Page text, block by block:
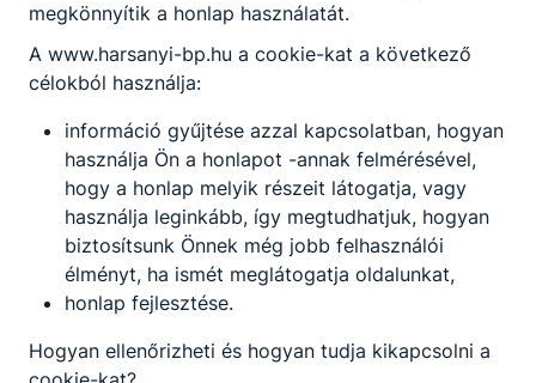
Logisztikai és
Kereskedelmi
Technikum
Szakképző
Iskola
megkönnyítik a honlap használatát.
A www.harsanyi-bp.hu a cookie-kat a következő
célokból használja:
információ gyűjtése azzal kapcsolatban, hogyan
használja Ön a honlapot -annak felmérésével,
hogy a honlap melyik részeit látogatja, vagy
használja leginkább, így megtudhatjuk, hogyan
biztosítsunk Önnek még jobb felhasználói
élményt, ha ismét meglátogatja oldalunkat,
honlap fejlesztése.
Hogyan ellenőrizheti és hogyan tudja kikapcsolni a